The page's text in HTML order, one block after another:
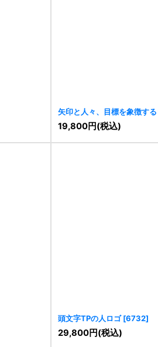
矢印と人々、目標を象徴す
19,800円(税込)
頭文字TPの人ロゴ [6732]
29,800円(税込)